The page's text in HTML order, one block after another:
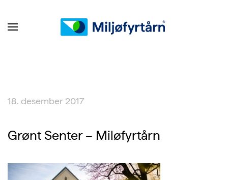
18. desember 2017
Grønt Senter – Miløfyrtårn